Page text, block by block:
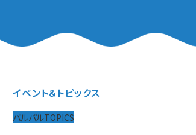
イベント＆トピックス
パルパルTOPICS